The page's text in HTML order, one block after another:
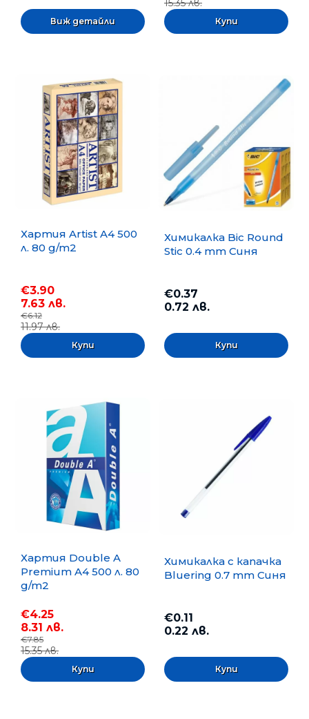
Виж детайли
Хартия Artist A4 500
л. 80 g/m2
€3.90
7.63 лв.
€6.12
11.97 лв.
Химикалка Bic Round
Stic 0.4 mm Синя
€0.37
0.72 лв.
Хартия Double A
Premium A4 500 л. 80
g/m2
€4.25
8.31 лв.
€7.85
15.35 лв.
Химикалка с капачка
Bluering 0.7 mm Синя
€0.11
0.22 лв.